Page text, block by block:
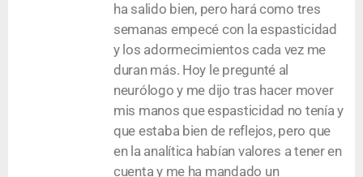
ha salido bien, pero hará como tres
semanas empecé con la espasticidad
y los adormecimientos cada vez me
duran más. Hoy le pregunté al
neurólogo y me dijo tras hacer mover
mis manos que espasticidad no tenía y
que estaba bien de reflejos, pero que
en la analítica habían valores a tener en
cuenta y me ha mandado un